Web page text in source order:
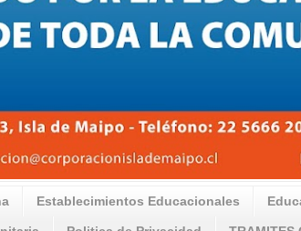
Establecimientos Educacionales